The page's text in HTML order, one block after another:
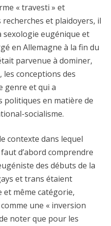
« travesti » et
recherches et plaidoyers, il
sexologie eugénique et
en Allemagne à la fin du
parvenue à dominer,
conceptions des
genre et qui a
politiques en matière de
socialisme.
contexte dans lequel
d’abord comprendre
des débuts de la
et trans étaient
et même catégorie,
une « inversion
noter que pour les